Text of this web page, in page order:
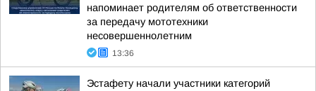
напоминает родителям об ответственности
за передачу мототехники
несовершеннолетним
13:36
Эстафету начали участники категорий